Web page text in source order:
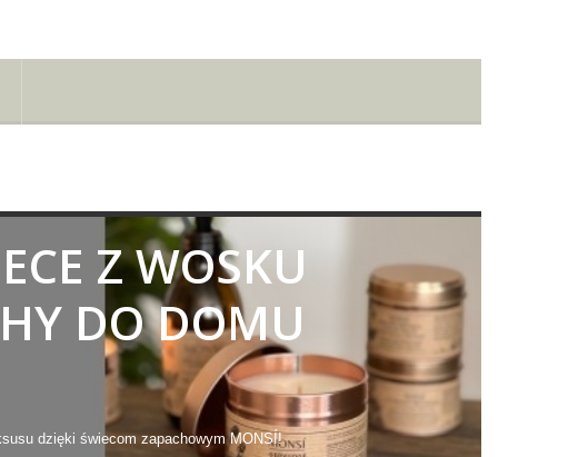
Z WOSKU
DO DOMU
dzięki świecom zapachowym MONSÍ!